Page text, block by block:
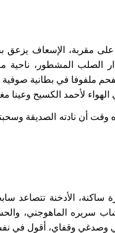
على مقربة، الإسعاف يزعق
الصلب المشطور، ناحية
ملفوفا في بطانية
الهواء لأحمد الكسيح وعينا
وقت أن نادته الصديقة
ساكنة، الأدخنة تتصاعد
سريره الماهوجني،
وصدغي وقفاي، أقول في